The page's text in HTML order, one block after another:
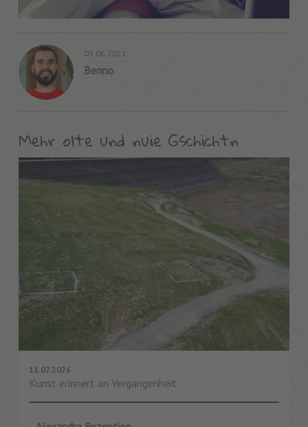
03.06.2021
Benno
Mehr olte und nuie Gschichtn
11.07.2026
Kunst erinnert an Vergangenheit